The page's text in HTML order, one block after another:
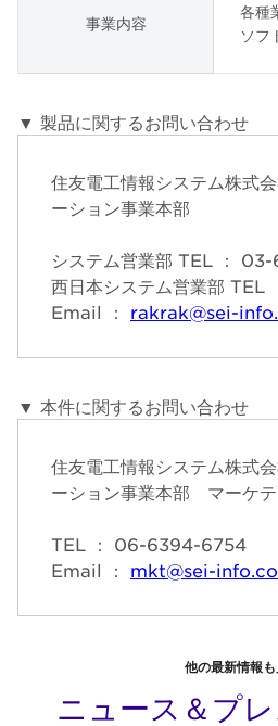
事業内容
各種
ソフ
▼ 製品に関するお問い合わせ
住友電工情報システム株式
ーション事業本部
システム営業部 TEL ：
西日本システム営業部
Email ： rakrak@sei-
▼ 本件に関するお問い合わせ
住友電工情報システム株式
ーション事業本部 マーケ
TEL ： 06-6394-6754
Email ： mkt@sei-
他の最新情報
ニュース＆プ